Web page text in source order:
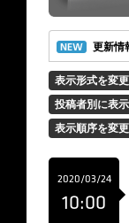
更新情
表示形式を変更
投稿者別に表示
表示順序を変更
2020/03/24
10:00